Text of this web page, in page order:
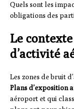
Quels sont les
obligations des
Le
d’activité
Les zones de bruit
Plans d’exposition
aéroport et qui